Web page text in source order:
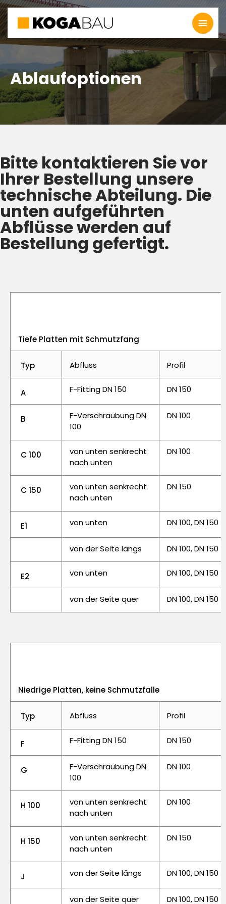
Ablaufoptionen
Bitte kontaktieren Sie vor
Ihrer Bestellung unsere
technische Abteilung. Die
unten aufgeführten
Abflüsse werden auf
Bestellung gefertigt.
Tiefe Platten mit Schmutzfang
Typ Abfluss Profil
A F-Fitting DN 150 DN 150
B
F-Verschraubung DN
100
DN 100
C 100
von unten senkrecht
nach unten
DN 100
C 150
von unten senkrecht
nach unten
DN 150
E1 von unten DN 100, DN 150
von der Seite längs DN 100, DN 150
E2 von unten DN 100, DN 150
von der Seite quer DN 100, DN 150
Niedrige Platten, keine Schmutzfalle
Typ Abfluss Profil
F F-Fitting DN 150 DN 150
G
F-Verschraubung DN
100
DN 100
H 100
von unten senkrecht
nach unten
DN 100
H 150
von unten senkrecht
nach unten
DN 150
J von der Seite längs DN 100, DN 150
von der Seite quer DN 100, DN 150